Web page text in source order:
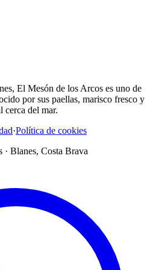
El Mesón de los Arcos es uno de
por sus paellas, marisco fresco y
cerca del mar.
·Política de cookies
Blanes, Costa Brava